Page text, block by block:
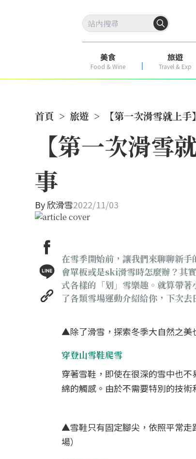
美食
Food & Wine
旅遊
Travel & Exp
首頁 > 旅遊 > 【第一次滑雪就上
【第一次滑雪
事
By欣滑雪2022/11/03
在雪季開始前，讓我們來聊聊新
會單板或是ski滑雪時怎麼辦？其
式各樣的「划」雪樂趣。就算帶
了各類雪場運動介紹給你，下次去
▲除了滑雪，探索冬季大自然之美
穿登山雪鞋爬雪
穿著雪鞋，即使在很深的雪中也
綿的觸感。由於不需要特別的技
▲雪鞋只有固定腳尖，依照平常走
場）